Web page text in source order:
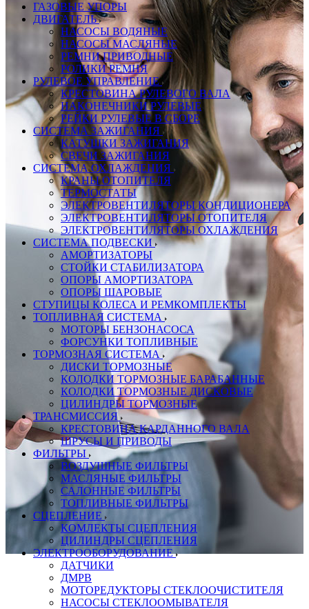
ГАЗОВЫЕ УПОРЫ
ДВИГАТЕЛЬ
НАСОСЫ ВОДЯНЫЕ
НАСОСЫ МАСЛЯНЫЕ
РЕМНИ ПРИВОДНЫЕ
РОЛИКИ РЕМНЯ
РУЛЕВОЕ УПРАВЛЕНИЕ
КРЕСТОВИНА РУЛЕВОГО ВАЛА
НАКОНЕЧНИКИ РУЛЕВЫЕ
РЕЙКИ РУЛЕВЫЕ В СБОРЕ
СИСТЕМА ЗАЖИГАНИЯ
КАТУШКИ ЗАЖИГАНИЯ
СВЕЧИ ЗАЖИГАНИЯ
СИСТЕМА ОХЛАЖДЕНИЯ
КРАНЫ ОТОПИТЕЛЯ
ТЕРМОСТАТЫ
ЭЛЕКТРОВЕНТИЛЯТОРЫ КОНДИЦИОНЕРА
ЭЛЕКТРОВЕНТИЛЯТОРЫ ОТОПИТЕЛЯ
ЭЛЕКТРОВЕНТИЛЯТОРЫ ОХЛАЖДЕНИЯ
СИСТЕМА ПОДВЕСКИ
АМОРТИЗАТОРЫ
СТОЙКИ СТАБИЛИЗАТОРА
ОПОРЫ АМОРТИЗАТОРА
ОПОРЫ ШАРОВЫЕ
СТУПИЦЫ КОЛЕСА И РЕМКОМПЛЕКТЫ
ТОПЛИВНАЯ СИСТЕМА
МОТОРЫ БЕНЗОНАСОСА
ФОРСУНКИ ТОПЛИВНЫЕ
ТОРМОЗНАЯ СИСТЕМА
ДИСКИ ТОРМОЗНЫЕ
КОЛОДКИ ТОРМОЗНЫЕ БАРАБАННЫЕ
КОЛОДКИ ТОРМОЗНЫЕ ДИСКОВЫЕ
ЦИЛИНДРЫ ТОРМОЗНЫЕ
ТРАНСМИССИЯ
КРЕСТОВИНА КАРДАННОГО ВАЛА
ШРУСЫ И ПРИВОДЫ
ФИЛЬТРЫ
ВОЗДУШНЫЕ ФИЛЬТРЫ
МАСЛЯНЫЕ ФИЛЬТРЫ
САЛОННЫЕ ФИЛЬТРЫ
ТОПЛИВНЫЕ ФИЛЬТРЫ
СЦЕПЛЕНИЕ
КОМЛЕКТЫ СЦЕПЛЕНИЯ
ЦИЛИНДРЫ СЦЕПЛЕНИЯ
ЭЛЕКТРООБОРУДОВАНИЕ
ДАТЧИКИ
ДМРВ
МОТОРЕДУКТОРЫ СТЕКЛООЧИСТИТЕЛЯ
НАСОСЫ СТЕКЛООМЫВАТЕЛЯ